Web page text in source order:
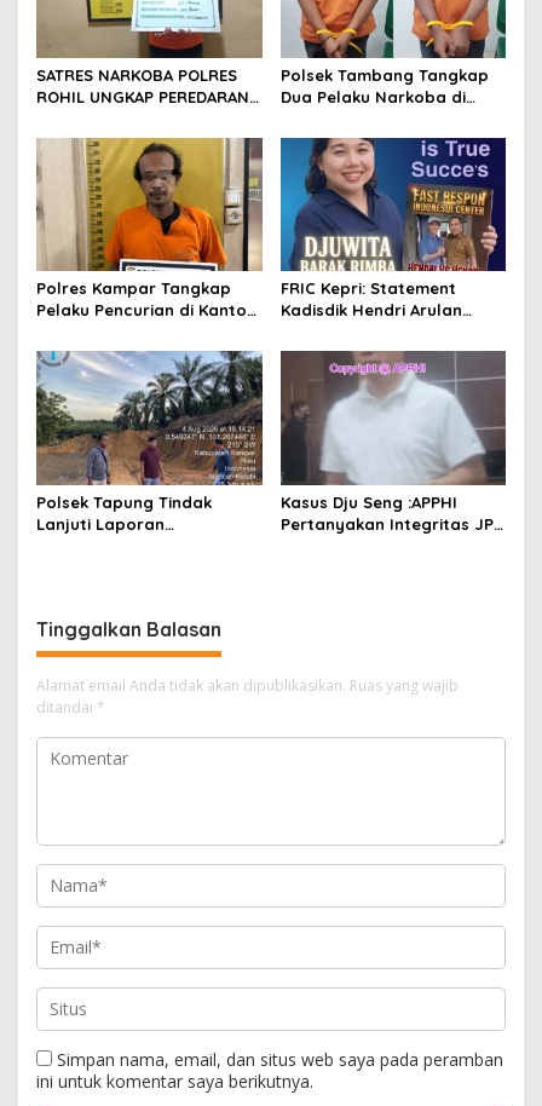
o
s
SATRES NARKOBA POLRES
ROHIL UNGKAP PEREDARAN
TERSANGKA DIAMANKAN
Polsek Tambang Tangkap
Dua Pelaku Narkoba di
Sita Puluhan Sabu-sabu
Siap Edar
Polres Kampar Tangkap
Pelaku Pencurian di Kantor
FRIC Kepri: Statement
Kadisdik Hendri Arulan
Indonesia
Polsek Tapung Tindak
Lanjuti Laporan
Kasus Dju Seng :APPHI
Pertanyakan Integritas JPU
Tinggalkan Balasan
Alamat email Anda tidak akan dipublikasikan. Ruas yang wajib
ditandai *
Simpan nama, email, dan situs web saya pada peramban
ini untuk komentar saya berikutnya.